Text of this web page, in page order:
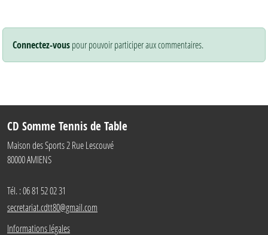
Connectez-vouspour pouvoir participer aux commentaires.
CD Somme Tennis de Table
Maison des Sports 2 Rue Lescouvé
80000AMIENS
Tél. :06 81 52 02 31
secretariat.cdtt80@gmail.com
Informations légales